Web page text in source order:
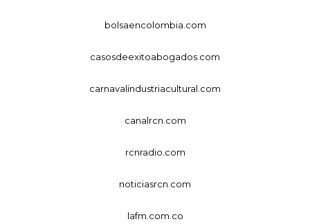
bolsaencolombia.com
casosdeexitoabogados.com
carnavalindustriacultural.com
canalrcn.com
rcnradio.com
noticiasrcn.com
lafm.com.co